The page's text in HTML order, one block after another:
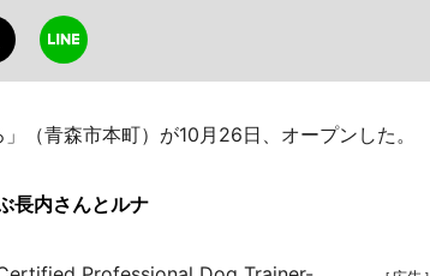
（青森市本町）が10月26日、オープンした。
長内さんとルナ